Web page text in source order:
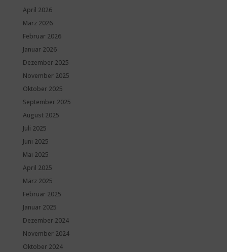
April 2026
März 2026
Februar 2026
Januar 2026
Dezember 2025
November 2025
Oktober 2025
September 2025
August 2025
Juli 2025
Juni 2025
Mai 2025
April 2025
März 2025
Februar 2025
Januar 2025
Dezember 2024
November 2024
Oktober 2024